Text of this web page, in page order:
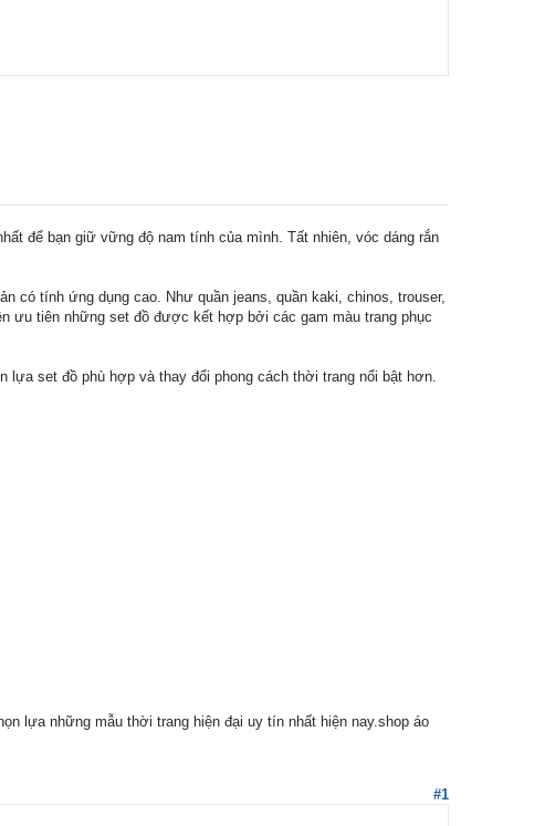
để bạn giữ vững độ nam tính của mình. Tất nhiên, vóc dáng rắn
có tính ứng dụng cao. Như quần jeans, quần kaki, chinos, trouser,
ưu tiên những set đồ được kết hợp bởi các gam màu trang phục
lựa set đồ phù hợp và thay đổi phong cách thời trang nổi bật hơn.
lựa những mẫu thời trang hiện đại uy tín nhất hiện nay.shop áo
#1